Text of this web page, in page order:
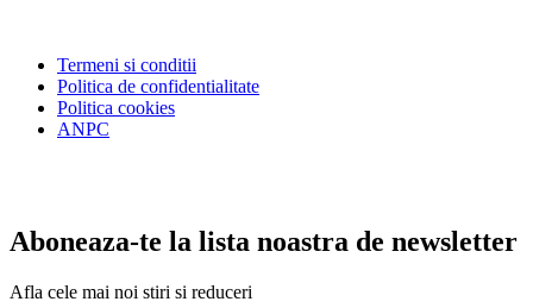
Termeni si conditii
Politica de confidentialitate
Politica cookies
ANPC
Aboneaza-te la lista noastra de newsletter
Afla cele mai noi stiri si reduceri